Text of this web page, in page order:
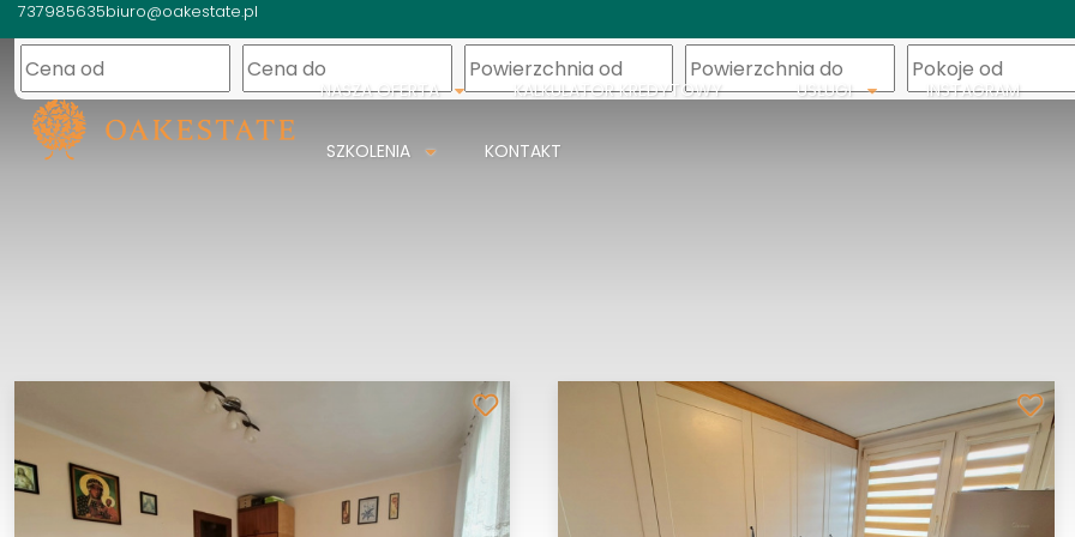
737985635biuro@oakestate.pl
NASZA OFERTA KALKULATOR KREDYTOWY USŁUGI INSTAGRAM
SZKOLENIA KONTAKT